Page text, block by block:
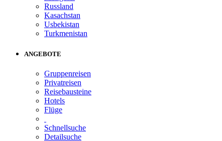
Russland
Kasachstan
Usbekistan
Turkmenistan
ANGEBOTE
Gruppenreisen
Privatreisen
Reisebausteine
Hotels
Flüge
Schnellsuche
Detailsuche